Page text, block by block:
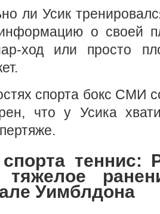
ли Усик
о своей
ход или просто
спорта бокс СМИ
что у Усика
теннис:
тяжелое
Уимблдона